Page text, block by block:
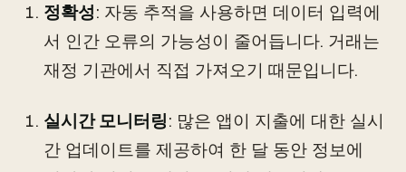
정확성: 자동 추적을 사용하면 데이터 입력에
서 인간 오류의 가능성이 줄어듭니다. 거래는
재정 기관에서 직접 가져오기 때문입니다.
실시간 모니터링: 많은 앱이 지출에 대한 실시
간 업데이트를 제공하여 한 달 동안 정보에